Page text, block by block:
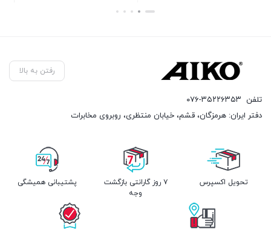
رفتن به بالا
تلفن ۰۷۶-۳۵۲۲۶۳۵۳
دفتر ایران: هرمزگان، قشم، خیابان منتظری، روبروی مخابرات
تحویل اکسپرس
۷ روز گارانتی بازگشت
وجه
پشتیبانی همیشگی